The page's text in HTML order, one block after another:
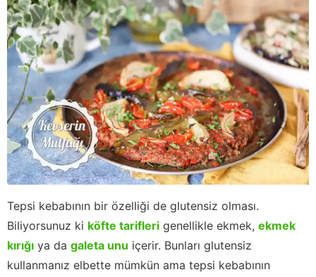
Tepsi kebabının bir özelliği de glutensiz olması.
Biliyorsunuz ki köfte tarifleri genellikle ekmek, ekmek
kırığı ya da galeta unu içerir. Bunları glutensiz
kullanmanız elbette mümkün ama tepsi kebabının